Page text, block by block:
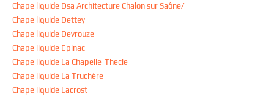
Chape liquide Dsa Architecture Chalon sur Saône/
Chape liquide Dettey
Chape liquide Devrouze
Chape liquide Epinac
Chape liquide La Chapelle-Thecle
Chape liquide La Truchère
Chape liquide Lacrost